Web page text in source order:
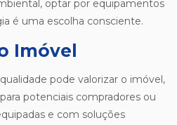
optar por equipamentos
é uma escolha consciente.
Imóvel
pode valorizar o imóvel,
potenciais compradores ou
e com soluções